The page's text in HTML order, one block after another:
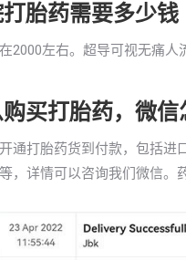
胎药需要多少钱
2000左右。超导可视无痛
买打胎药，微信
通打胎药货到付款，包括进
，详情可以咨询我们微信